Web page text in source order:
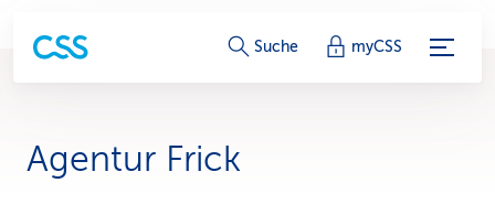
S
r
Suche myCSS
Agentur Frick